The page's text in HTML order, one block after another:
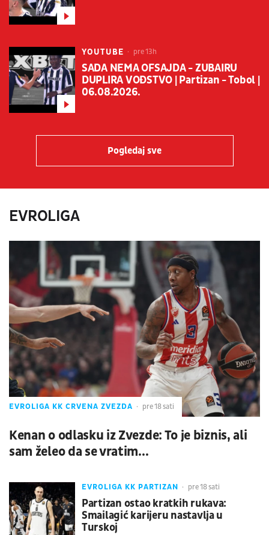
YOUTUBE pre 13h
SADA NEMA OFSAJDA - ZUBAIRU
DUPLIRA VOĐSTVO | Partizan - Tobol |
06.08.2026.
Pogledaj sve
EVROLIGA
EVROLIGA KK CRVENA ZVEZDA pre 18 sati
Kenan o odlasku iz Zvezde: To je biznis, ali
sam želeo da se vratim...
EVROLIGA KK PARTIZAN pre 18 sati
Partizan ostao kratkih rukava:
Smailagić karijeru nastavlja u
Turskoj